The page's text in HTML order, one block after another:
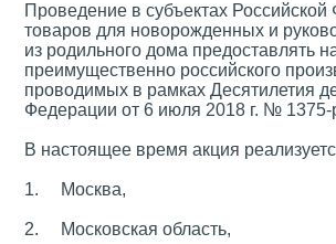
Проведение в субъектах
товаров для новорожденных и
из родильного дома предоставлять
преимущественно российского
проводимых в рамках Десятилетия
Федерации от 6 июля 2018 г. № 1375-
В настоящее время акция
1. Москва,
2. Московская область,